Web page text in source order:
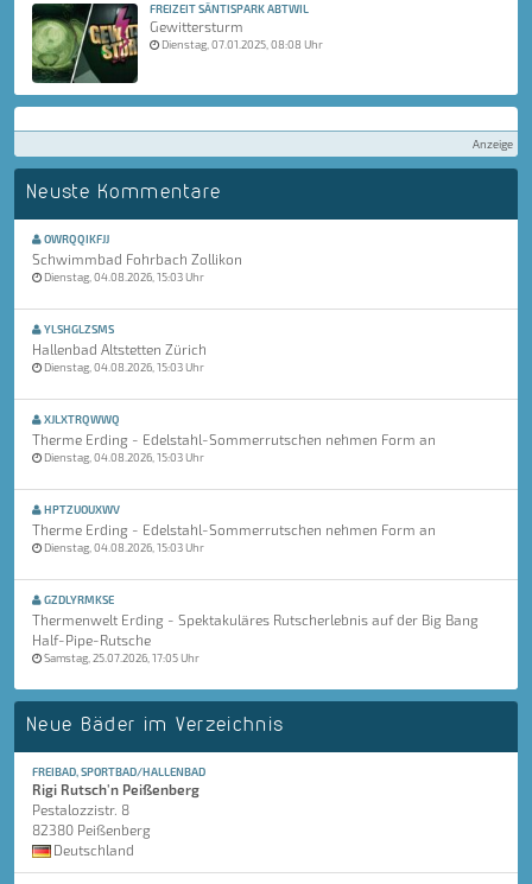
FREIZEIT SÄNTISPARK ABTWIL
Gewittersturm
Dienstag, 07.01.2025, 08:08 Uhr
Anzeige
Neuste Kommentare
OWRQQIKFJJ
Schwimmbad Fohrbach Zollikon
Dienstag, 04.08.2026, 15:03 Uhr
YLSHGLZSMS
Hallenbad Altstetten Zürich
Dienstag, 04.08.2026, 15:03 Uhr
XJLXTRQWWQ
Therme Erding - Edelstahl-Sommerrutschen nehmen Form an
Dienstag, 04.08.2026, 15:03 Uhr
HPTZUOUXWV
Therme Erding - Edelstahl-Sommerrutschen nehmen Form an
Dienstag, 04.08.2026, 15:03 Uhr
GZDLYRMKSE
Thermenwelt Erding - Spektakuläres Rutscherlebnis auf der Big Bang
Half-Pipe-Rutsche
Samstag, 25.07.2026, 17:05 Uhr
Neue Bäder im Verzeichnis
FREIBAD, SPORTBAD/HALLENBAD
Rigi Rutsch'n Peißenberg
Pestalozzistr. 8
82380 Peißenberg
Deutschland